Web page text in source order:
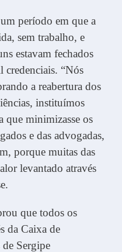
período em que a
sem trabalho, e
estavam fechados
credenciais. “Nós
a reabertura dos
instituímos
que minimizasse os
e das advogadas,
porque muitas das
levantado através
que todos os
da Caixa de
Sergipe